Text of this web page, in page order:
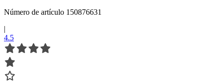
Número de artículo 150876631
|
4.5